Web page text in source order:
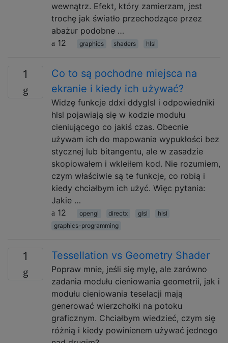
wewnątrz. Efekt, który zamierzam, jest
trochę jak światło przechodzące przez
abażur podobne …
12
graphics shaders hlsl
1
Co to są pochodne miejsca na
ekranie i kiedy ich używać?
Widzę funkcje ddxi ddyglsl i odpowiedniki
hlsl pojawiają się w kodzie modułu
cieniującego co jakiś czas. Obecnie
używam ich do mapowania wypukłości bez
stycznej lub bitangentu, ale w zasadzie
skopiowałem i wkleiłem kod. Nie rozumiem,
czym właściwie są te funkcje, co robią i
kiedy chciałbym ich użyć. Więc pytania:
Jakie …
12
opengl directx glsl
hlsl
graphics-programming
1 Tessellation vs Geometry Shader
Popraw mnie, jeśli się mylę, ale zarówno
zadania modułu cieniowania geometrii, jak i
modułu cieniowania teselacji mają
generować wierzchołki na potoku
graficznym. Chciałbym wiedzieć, czym się
różnią i kiedy powinienem używać jednego